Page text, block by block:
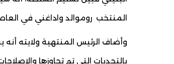
المنتخب روموالد واداغني في
وأضاف الرئيس المنتهية ولايته
بالتحديات التي تم تجاوزها